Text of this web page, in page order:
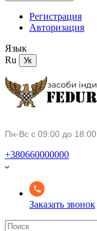
Регистрация
Авторизация
Язык
Ru
Ук
Пн-Вс с 09:00 до 18:00
+380660000000
Заказать звонок